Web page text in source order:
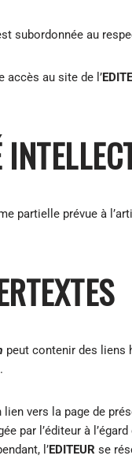
subordonnée au
accès au site de l’
partielle prévue à
peut contenir des liens
.
vers la page de
par l’éditeur à
l’EDITEUR se